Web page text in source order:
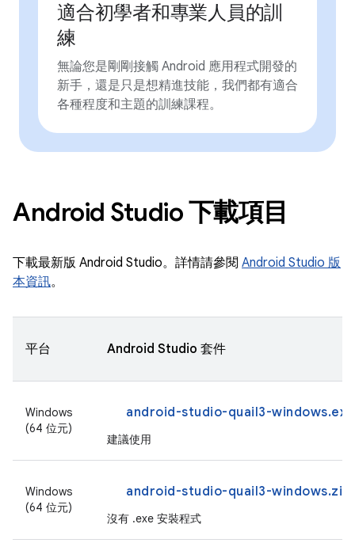
適合初學者和專業人員的訓
練
無論您是剛剛接觸 Android 應用程式開發的
新手，還是只是想精進技能，我們都有適合
各種程度和主題的訓練課程。
Android Studio 下載項目
下載最新版 Android Studio。詳情請參閱 Android Studio 版
本資訊。
平台 Android Studio 套件
Windows
(64 位元)
android-studio-quail3-windows.exe
建議使用
Windows
(64 位元)
android-studio-quail3-windows.zip
沒有 .exe 安裝程式